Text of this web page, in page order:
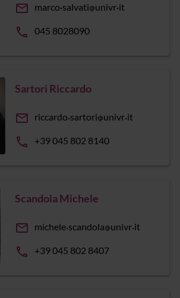
email marco salvati univr it
phone 045 8028090
Sartori Riccardo
email riccardo sartori univr it
phone +39 045 802 8140
Scandola Michele
email michele scandola univr it
phone +39 045 802 8407